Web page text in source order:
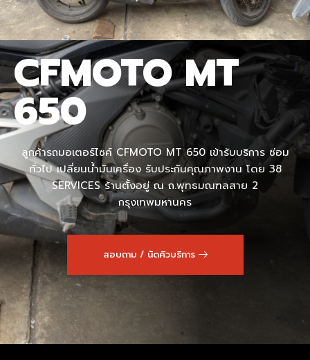
CFMOTO MT
650
ลูกค้ารถมอเตอร์ไซค์ CFMOTO MT 650 เข้ารับบริการ ซ่อม
ทั่วไป เปลี่ยนน้ำมันเครื่อง รับประกันคุณภาพงาน โดย 38
SERVICES ร้านตั้งอยู่ ณ ถ.พุทธมณฑลสาย 2
กรุงเทพมหานคร
สอบถาม / นัดคิวบริการ